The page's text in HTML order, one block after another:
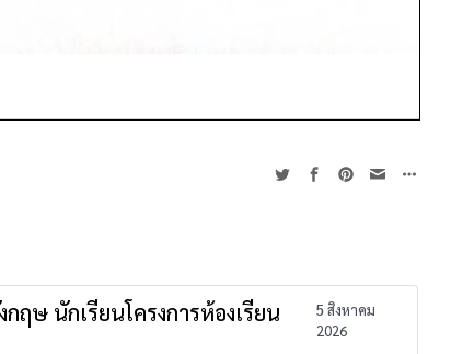
ฤษ นักเรียนโครงการห้องเรียน
5 สิงหาคม
2026